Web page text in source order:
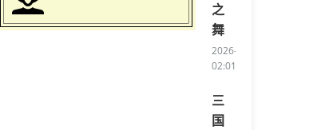
之
舞
2026-04-14
02:01:41/li>
三
国